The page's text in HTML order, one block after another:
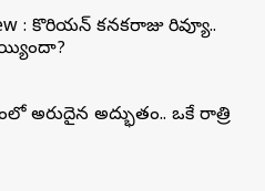
: కొరియన్ కనకరాజు రివ్యూ..
అరుదైన అద్భుతం.. ఒకే రాత్రి